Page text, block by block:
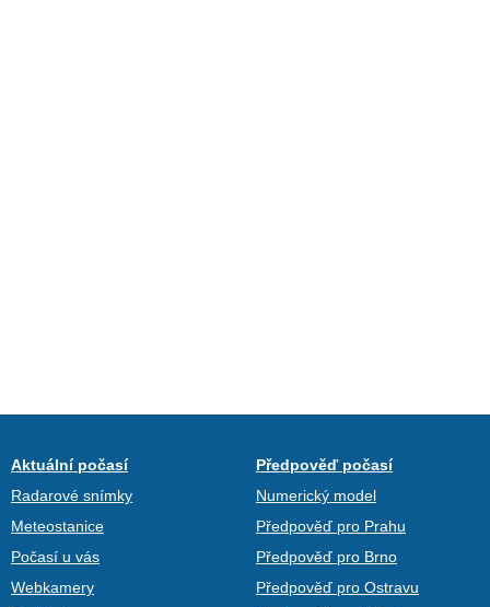
Aktuální počasí
Radarové snímky
Meteostanice
Počasí u vás
Webkamery
Předpověď počasí
Numerický model
Předpověď pro Prahu
Předpověď pro Brno
Předpověď pro Ostravu